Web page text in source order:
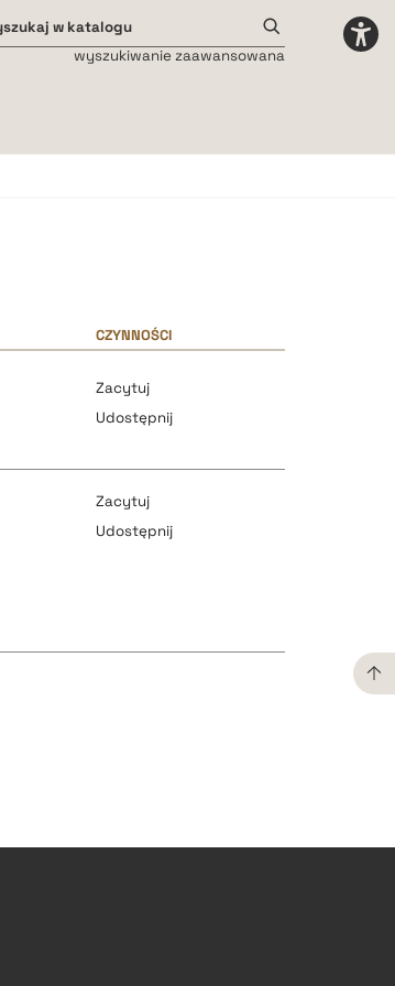
wyszukiwanie zaawansowana
CZYNNOŚCI
Zacytuj
Udostępnij
Zacytuj
Udostępnij